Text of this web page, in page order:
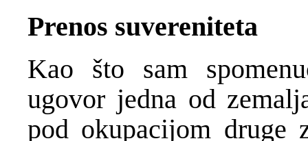
Prenos suvereniteta
Kao što sam
ugovor jedna od
pod okupacijom druge